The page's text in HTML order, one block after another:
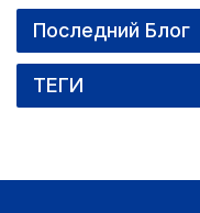
Последний Блог
ТЕГИ